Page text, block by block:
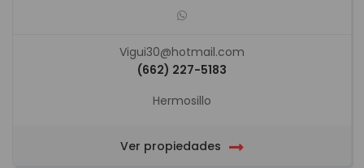
Vigui30@hotmail.com
(662) 227-5183
Hermosillo
Ver propiedades